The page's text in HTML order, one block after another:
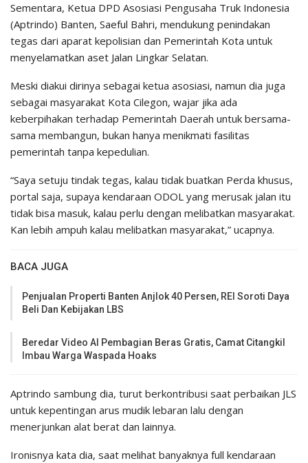
Sementara, Ketua DPD Asosiasi Pengusaha Truk Indonesia
(Aptrindo) Banten, Saeful Bahri, mendukung penindakan
tegas dari aparat kepolisian dan Pemerintah Kota untuk
menyelamatkan aset Jalan Lingkar Selatan.
Meski diakui dirinya sebagai ketua asosiasi, namun dia juga
sebagai masyarakat Kota Cilegon, wajar jika ada
keberpihakan terhadap Pemerintah Daerah untuk bersama-
sama membangun, bukan hanya menikmati fasilitas
pemerintah tanpa kepedulian.
“Saya setuju tindak tegas, kalau tidak buatkan Perda khusus,
portal saja, supaya kendaraan ODOL yang merusak jalan itu
tidak bisa masuk, kalau perlu dengan melibatkan masyarakat.
Kan lebih ampuh kalau melibatkan masyarakat,” ucapnya.
BACA JUGA
Penjualan Properti Banten Anjlok 40 Persen, REI Soroti Daya
Beli Dan Kebijakan LBS
Beredar Video AI Pembagian Beras Gratis, Camat Citangkil
Imbau Warga Waspada Hoaks
Aptrindo sambung dia, turut berkontribusi saat perbaikan JLS
untuk kepentingan arus mudik lebaran lalu dengan
menerjunkan alat berat dan lainnya.
Ironisnya kata dia, saat melihat banyaknya full kendaraan